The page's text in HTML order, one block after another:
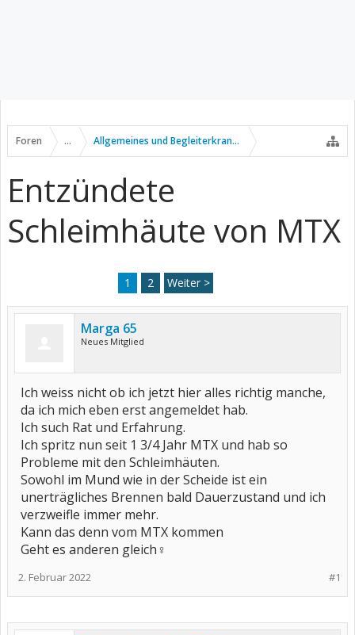
Foren ... Allgemeines und Begleiterkrankungen
Entzündete
Schleimhäute von MTX
1 2 Weiter >
Marga 65
Neues Mitglied
Ich weiss nicht ob ich jetzt hier alles richtig manche,
da ich mich eben erst angemeldet hab.
Ich such Rat und Erfahrung.
Ich spritz nun seit 1 3/4 Jahr MTX und hab so
Probleme mit den Schleimhäuten.
Sowohl im Mund wie in der Scheide ist ein
unerträgliches Brennen bald Dauerzustand und ich
verzweifle immer mehr.
Kann das denn vom MTX kommen
Geht es anderen gleich‍♀️
#1
2. Februar 2022